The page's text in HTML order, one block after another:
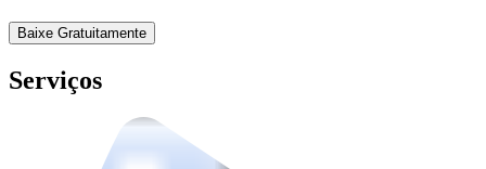
Baixe Gratuitamente
Serviços